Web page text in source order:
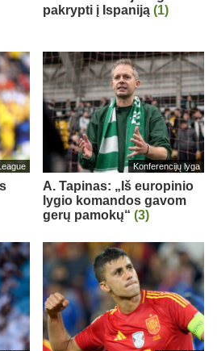
pakrypti į Ispaniją (1)
Konferencijų lyga
A. Tapinas: „Iš europinio
lygio komandos gavom
gerų pamokų“ (3)